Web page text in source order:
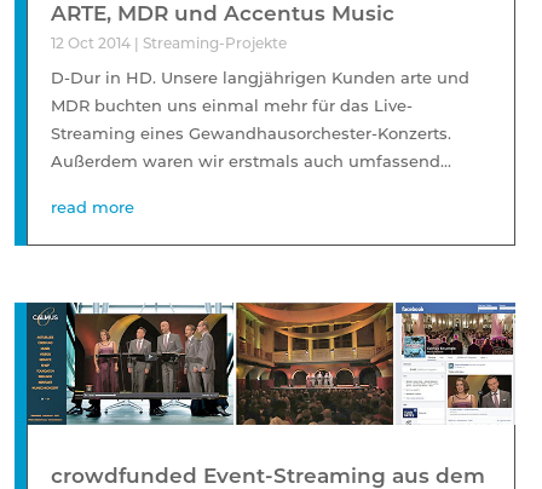
ARTE, MDR und Accentus Music
12 Oct 2014 | Streaming-Projekte
D-Dur in HD. Unsere langjährigen Kunden arte und
MDR buchten uns einmal mehr für das Live-
Streaming eines Gewandhausorchester-Konzerts.
Außerdem waren wir erstmals auch umfassend...
read more
crowdfunded Event-Streaming aus dem